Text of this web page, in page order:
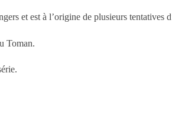
et est à l’origine de plusieurs tentatives
Toman.